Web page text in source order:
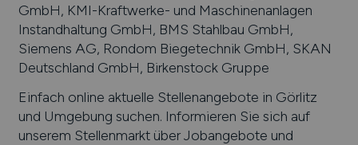
GmbH, KMI-Kraftwerke- und Maschinenanlagen
Instandhaltung GmbH, BMS Stahlbau GmbH,
Siemens AG, Rondom Biegetechnik GmbH, SKAN
Deutschland GmbH, Birkenstock Gruppe
Einfach online aktuelle Stellenangebote in Görlitz
und Umgebung suchen. Informieren Sie sich auf
unserem Stellenmarkt über Jobangebote und